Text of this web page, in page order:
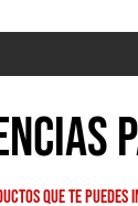
que te puedes